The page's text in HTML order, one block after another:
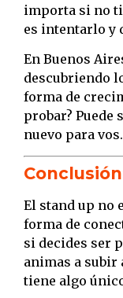
importa si no
es intentarlo y
En Buenos
descubriendo
forma de
probar? Puede
nuevo para vos.
El stand up no
forma de
si decides ser
animas a subir
tiene algo